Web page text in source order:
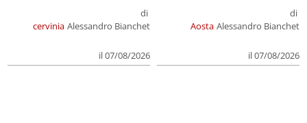
cervinia
di
Alessandro Bianchet
il 07/08/2026
Aosta
di
Alessandro Bianchet
il 07/08/2026